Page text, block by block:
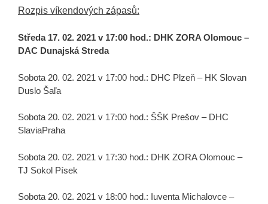
Rozpis víkendových zápasů:
Středa 17. 02. 2021 v 17:00 hod.: DHK ZORA Olomouc –
DAC Dunajská Streda
Sobota 20. 02. 2021 v 17:00 hod.: DHC Plzeň – HK Slovan
Duslo Šaľa
Sobota 20. 02. 2021 v 17:00 hod.: ŠŠK Prešov – DHC
SlaviaPraha
Sobota 20. 02. 2021 v 17:30 hod.: DHK ZORA Olomouc –
TJ Sokol Písek
Sobota 20. 02. 2021 v 18:00 hod.: Iuventa Michalovce –